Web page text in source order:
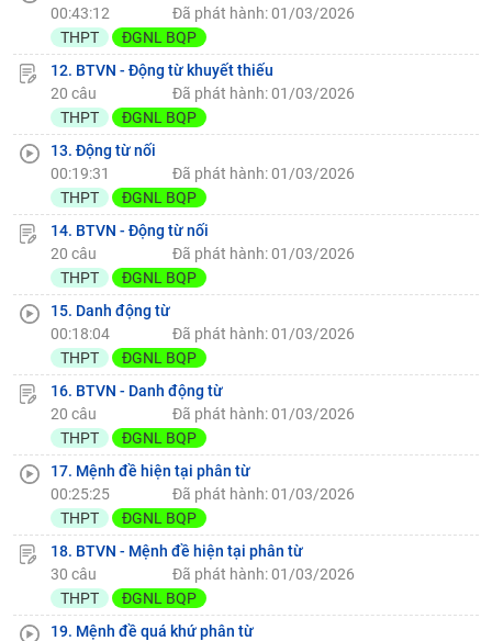
00:43:12
Đã phát hành: 01/03/2026
THPT
ĐGNL BQP
12. BTVN - Động từ khuyết thiếu
20 câu
Đã phát hành: 01/03/2026
THPT
ĐGNL BQP
13. Động từ nối
00:19:31
Đã phát hành: 01/03/2026
THPT
ĐGNL BQP
14. BTVN - Động từ nối
20 câu
Đã phát hành: 01/03/2026
THPT
ĐGNL BQP
15. Danh động từ
00:18:04
Đã phát hành: 01/03/2026
THPT
ĐGNL BQP
16. BTVN - Danh động từ
20 câu
Đã phát hành: 01/03/2026
THPT
ĐGNL BQP
17. Mệnh đề hiện tại phân từ
00:25:25
Đã phát hành: 01/03/2026
THPT
ĐGNL BQP
18. BTVN - Mệnh đề hiện tại phân từ
30 câu
Đã phát hành: 01/03/2026
THPT
ĐGNL BQP
19. Mệnh đề quá khứ phân từ